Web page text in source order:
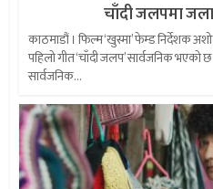
चाँदी जलपमा
काठमाडौं । फिल्म ‘खुस्मा’ फेम्ड निर्देशक
पहिलो गीत ‘चाँदी जलप’ सार्वजनिक भएको
सार्वजनिक...